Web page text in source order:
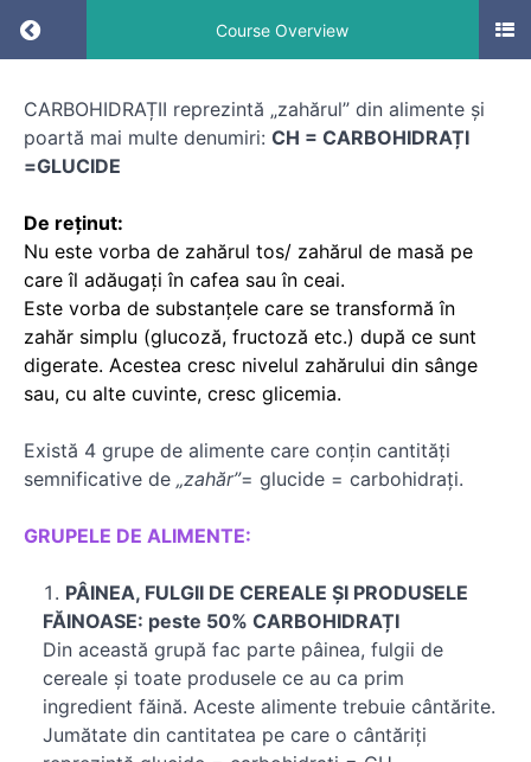
Return to course: Denumire CURS
Course Overview
Denumire
CURS
introductive
Noțiuni
despre
carbohidrați
CARBOHIDRAȚII reprezintă „zahărul” din alimente și
poartă mai multe denumiri: CH = CARBOHIDRAȚI
=GLUCIDE
De reținut:
Nu este vorba de zahărul tos/ zahărul de masă pe
care îl adăugați în cafea sau în ceai.
Este vorba de substanțele care se transformă în
zahăr simplu (glucoză, fructoză etc.) după ce sunt
digerate. Acestea cresc nivelul zahărului din sânge
sau, cu alte cuvinte, cresc glicemia.
Există 4 grupe de alimente care conțin cantități
semnificative de „zahăr”= glucide = carbohidrați.
GRUPELE DE ALIMENTE:
PÂINEA, FULGII DE CEREALE ȘI PRODUSELE
FĂINOASE: peste 50% CARBOHIDRAȚI
Din această grupă fac parte pâinea, fulgii de
cereale și toate produsele ce au ca prim
ingredient făină. Aceste alimente trebuie cântărite.
Jumătate din cantitatea pe care o cântăriți